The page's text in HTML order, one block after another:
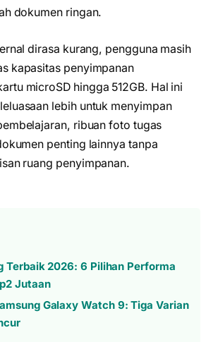
dokumen ringan.
dirasa kurang, pengguna masih
kapasitas penyimpanan
microSD hingga 512GB. Hal ini
lebih untuk menyimpan
ribuan foto tugas
penting lainnya tanpa
ruang penyimpanan.
Terbaik 2026: 6 Pilihan Performa
Jutaan
Galaxy Watch 9: Tiga Varian